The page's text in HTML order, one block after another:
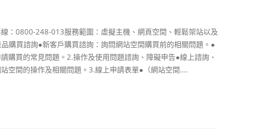
：0800-248-013服務範圍：虛擬主機、網頁空間、輕鬆架站以及
購買諮詢●新客戶購買諮詢：詢問網站空間購買前的相關問題。●
購買的常見問題。2.操作及使用問題諮詢、障礙申告●線上諮詢、
空間的操作及相關問題。3.線上申請表單●（網站空間....